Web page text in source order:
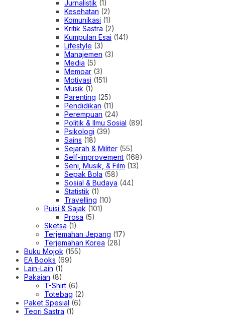
Jurnalistik (1)
Kesehatan (2)
Komunikasi (1)
Kritik Sastra (2)
Kumpulan Esai (141)
Lifestyle (3)
Manajemen (3)
Media (5)
Memoar (3)
Motivasi (151)
Musik (1)
Parenting (25)
Pendidikan (11)
Perempuan (24)
Politik & Ilmu Sosial (89)
Psikologi (39)
Sains (18)
Sejarah & Militer (55)
Self-improvement (168)
Seni, Musik, & Film (13)
Sepak Bola (58)
Sosial & Budaya (44)
Statistik (1)
Travelling (10)
Puisi & Sajak (101)
Prosa (5)
Sketsa (1)
Terjemahan Jepang (17)
Terjemahan Korea (28)
Buku Mojok (155)
EA Books (69)
Lain-Lain (1)
Pakaian (8)
T-Shirt (6)
Totebag (2)
Paket Spesial (6)
Teori Sastra (1)